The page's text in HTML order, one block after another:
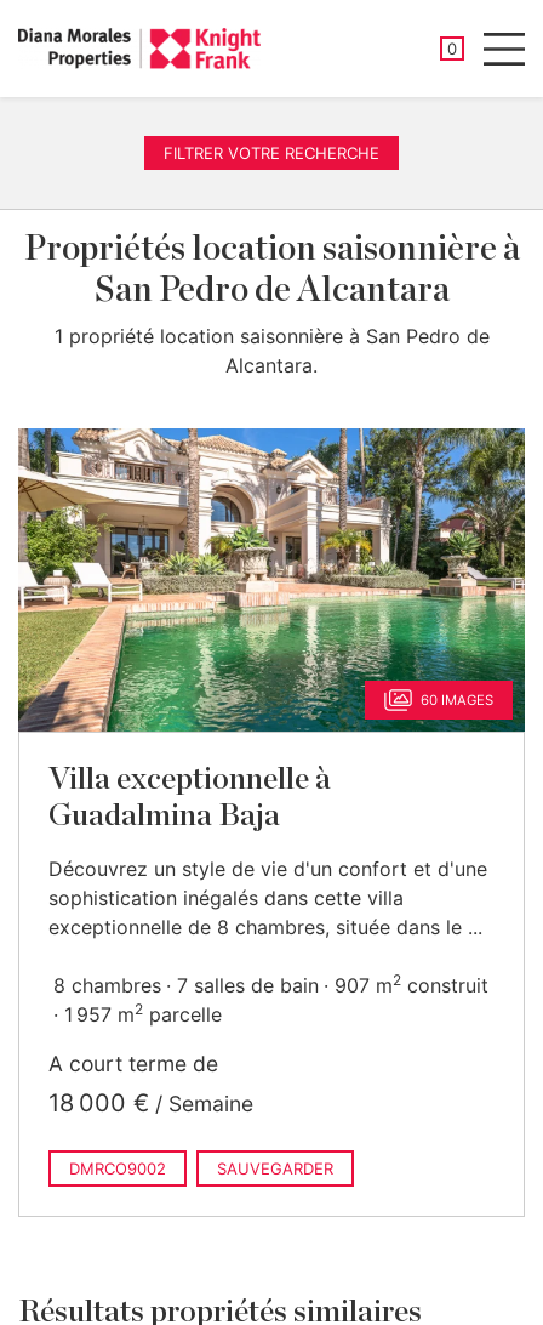
0
FILTRER VOTRE RECHERCHE
Propriétés location saisonnière à
San Pedro de Alcantara
1 propriété location saisonnière à San Pedro de
Alcantara.
60 IMAGES
Villa exceptionnelle à
Guadalmina Baja
Découvrez un style de vie d'un confort et d'une
sophistication inégalés dans cette villa
exceptionnelle de 8 chambres, située dans le ...
8 chambres 7 salles de bain 907 m2 construit
1 957 m2 parcelle
A court terme de
18 000 € / Semaine
DMRCO9002 SAUVEGARDER
Résultats propriétés similaires